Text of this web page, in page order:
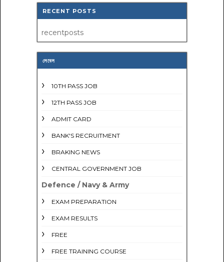
RECENT POSTS
recentposts
লেবেল
10TH PASS JOB
12TH PASS JOB
ADMIT CARD
BANK'S RECRUITMENT
BRAKING NEWS
CENTRAL GOVERNMENT JOB
Defence / Navy & Army
EXAM PREPARATION
EXAM RESULTS
FREE
FREE TRAINING COURSE